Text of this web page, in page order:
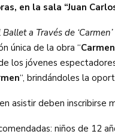
en la sala “Juan
a Través de ‘Carmen’
única de la obra “Carmen
los jóvenes
“, brindándoles la
asistir deben inscribirse
niños de 12